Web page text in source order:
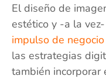
El diseño de
estético y -a la
impulso de
las estrategias
también incorporar